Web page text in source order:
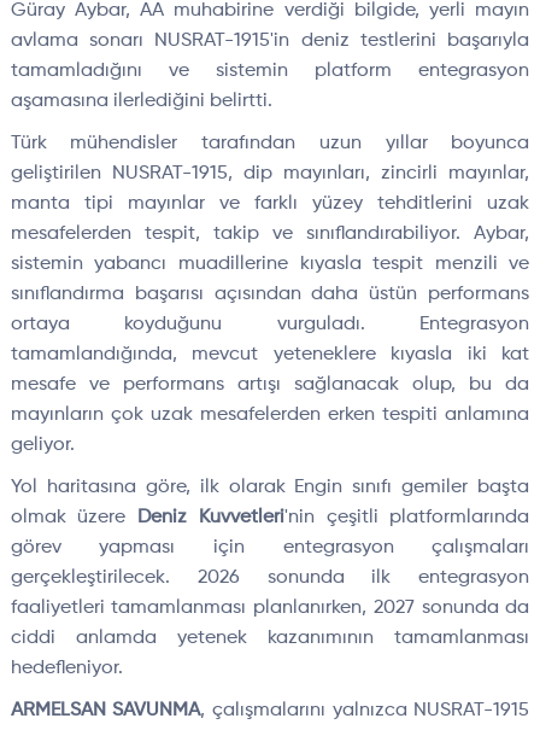
Güray Aybar, AA muhabirine verdiği bilgide, yerli mayın
avlama sonarı NUSRAT-1915'in deniz testlerini başarıyla
tamamladığını ve sistemin platform entegrasyon
aşamasına ilerlediğini belirtti.
Türk mühendisler tarafından uzun yıllar boyunca
geliştirilen NUSRAT-1915, dip mayınları, zincirli mayınlar,
manta tipi mayınlar ve farklı yüzey tehditlerini uzak
mesafelerden tespit, takip ve sınıflandırabiliyor. Aybar,
sistemin yabancı muadillerine kıyasla tespit menzili ve
sınıflandırma başarısı açısından daha üstün performans
ortaya koyduğunu vurguladı. Entegrasyon
tamamlandığında, mevcut yeteneklere kıyasla iki kat
mesafe ve performans artışı sağlanacak olup, bu da
mayınların çok uzak mesafelerden erken tespiti anlamına
geliyor.
Yol haritasına göre, ilk olarak Engin sınıfı gemiler başta
olmak üzere
Deniz Kuvvetleri'nin çeşitli platformlarında
görev yapması için entegrasyon çalışmaları
gerçekleştirilecek. 2026 sonunda ilk entegrasyon
faaliyetleri tamamlanması planlanırken, 2027 sonunda da
ciddi anlamda yetenek kazanımının tamamlanması
hedefleniyor.
ARMELSAN SAVUNMA, çalışmalarını yalnızca NUSRAT-1915